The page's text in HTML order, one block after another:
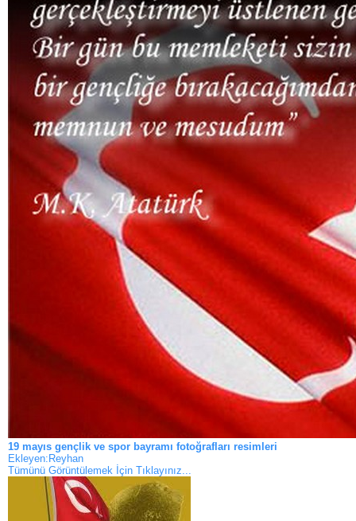
19 mayıs gençlik ve spor bayramı fotoğrafları resimleri
Ekleyen:Reyhan
Tümünü Görüntülemek İçin Tıklayınız...